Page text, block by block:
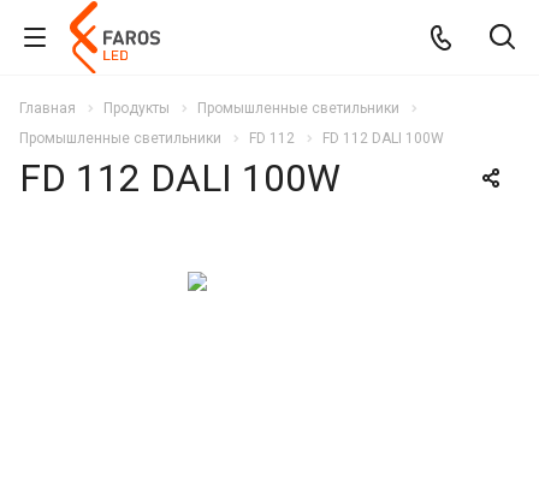
Главная Продукты
Промышленные светильники
Промышленные светильники
FD 112 FD 112 DALI 100W
FD 112 DALI 100W